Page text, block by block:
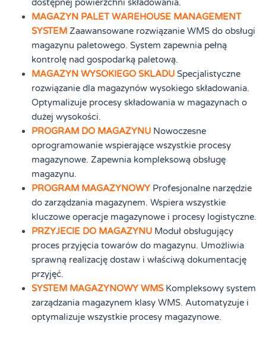
MAGAZYN PALET WAREHOUSE MANAGEMENT
SYSTEM Zaawansowane rozwiązanie WMS do obsługi
magazynu paletowego. System zapewnia pełną
kontrolę nad gospodarką paletową.
MAGAZYN WYSOKIEGO SKLADU Specjalistyczne
rozwiązanie dla magazynów wysokiego składowania.
Optymalizuje procesy składowania w magazynach o
dużej wysokości.
PROGRAM DO MAGAZYNU Nowoczesne
oprogramowanie wspierające wszystkie procesy
magazynowe. Zapewnia kompleksową obsługę
magazynu.
PROGRAM MAGAZYNOWY Profesjonalne narzędzie
do zarządzania magazynem. Wspiera wszystkie
kluczowe operacje magazynowe i procesy logistyczne.
PRZYJECIE DO MAGAZYNU Moduł obsługujący
proces przyjęcia towarów do magazynu. Umożliwia
sprawną realizację dostaw i właściwą dokumentację
przyjęć.
SYSTEM MAGAZYNOWY WMSKompleksowy system
zarządzania magazynem klasy WMS. Automatyzuje i
optymalizuje wszystkie procesy magazynowe.